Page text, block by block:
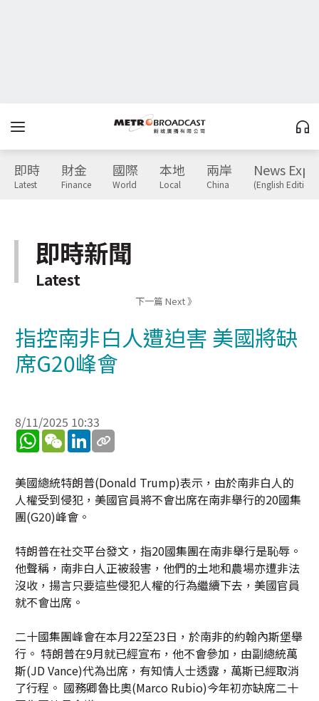
即時
Latest
財金
Finance
國際
World
本地
Local
兩岸
China
News
(English Edition)
即時新聞
Latest
下一篇 Next 》
指控南非白人遭迫害 美國將缺
席G20峰會
8/11/2025 10:33
WhatsApp
WeChatLinkedIn
美國總統特朗普(Donald Trump)表示，由於南非白人的
人權受到侵犯，美國官員將不會出席在南非舉行的20國集
團(G20)峰會。
特朗普在社交平台發文，指20國集團在南非舉行是恥辱。
他聲稱，南非白人正被殺害，他們的土地和農場亦遭非法
沒收，揚言只要這些侵犯人權的行為繼續下去，美國官員
就不會出席。
二十國集團峰會在本月22至23日，於南非的約翰內斯堡舉
行。 特朗普在9月就已經宣布，他不會參加，由副總統萬
斯(JD Vance)代為出席，有知情人士透露，萬斯已經取消
了行程。 國務卿魯比奧(Marco Rubio)今年初亦缺席二十